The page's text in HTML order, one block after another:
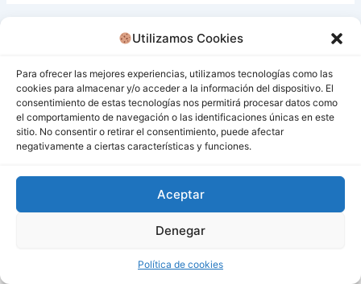
Utilizamos Cookies
Para ofrecer las mejores experiencias, utilizamos tecnologías como las
cookies para almacenar y/o acceder a la información del dispositivo. El
consentimiento de estas tecnologías nos permitirá procesar datos como
el comportamiento de navegación o las identificaciones únicas en este
sitio. No consentir o retirar el consentimiento, puede afectar
negativamente a ciertas características y funciones.
Aceptar
Denegar
Política de cookies
Todos los derechos © 2026 San Miguel De Los Bancos |